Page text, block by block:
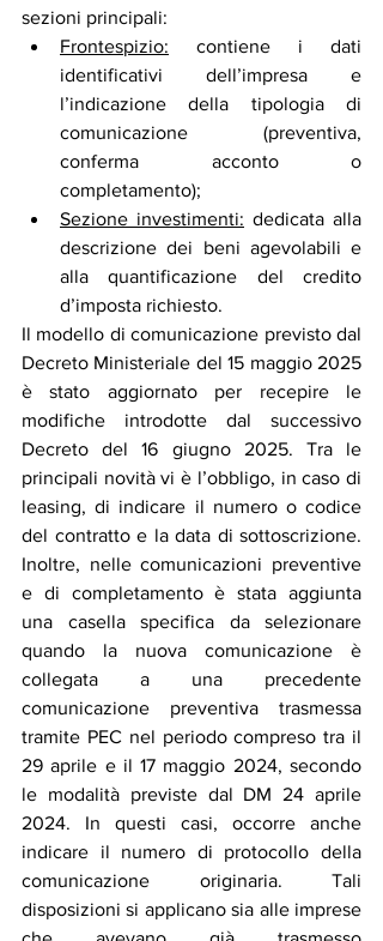
sezioni principali:
Frontespizio: contiene i dati
identificativi dell’impresa e
l’indicazione della tipologia di
comunicazione (preventiva,
conferma acconto o
completamento);
Sezione investimenti: dedicata alla
descrizione dei beni agevolabili e
alla quantificazione del credito
d’imposta richiesto.
Il modello di comunicazione previsto dal
Decreto Ministeriale del 15 maggio 2025
è stato aggiornato per recepire le
modifiche introdotte dal successivo
Decreto del 16 giugno 2025. Tra le
principali novità vi è l’obbligo, in caso di
leasing, di indicare il numero o codice
del contratto e la data di sottoscrizione.
Inoltre, nelle comunicazioni preventive
e di completamento è stata aggiunta
una casella specifica da selezionare
quando la nuova comunicazione è
collegata a una precedente
comunicazione preventiva trasmessa
tramite PEC nel periodo compreso tra il
29 aprile e il 17 maggio 2024, secondo
le modalità previste dal DM 24 aprile
2024. In questi casi, occorre anche
indicare il numero di protocollo della
comunicazione originaria. Tali
disposizioni si applicano sia alle imprese